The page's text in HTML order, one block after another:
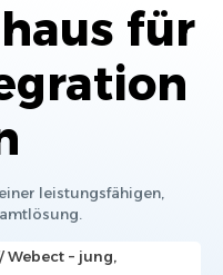
für
leistungsfähigen,
Webect – jung,